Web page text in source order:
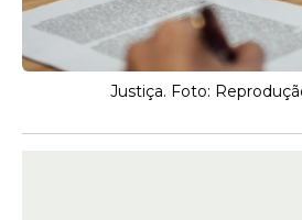
Justiça. Foto: